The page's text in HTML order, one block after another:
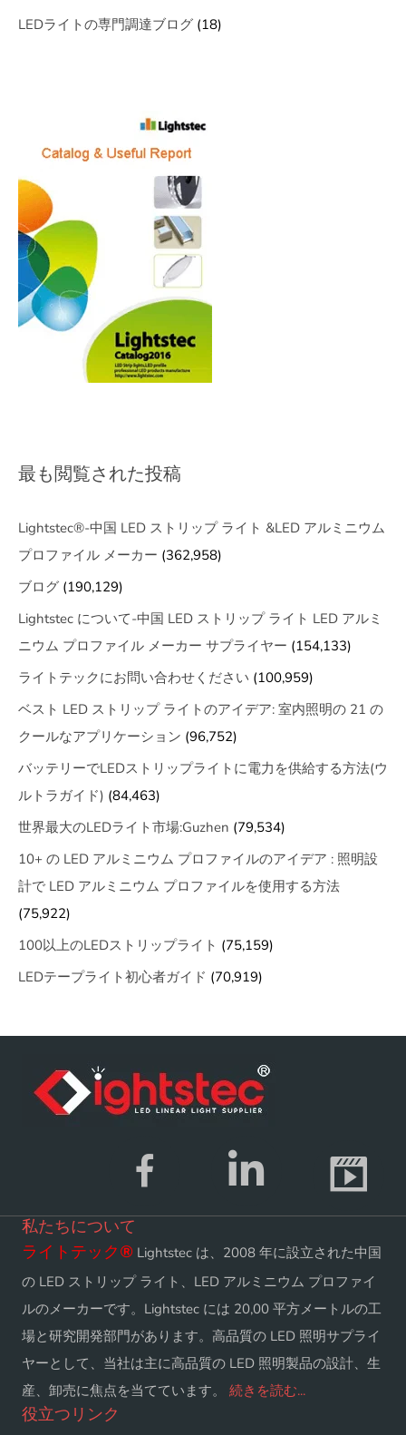
LEDライトの専門調達ブログ (18)
最も閲覧された投稿
Lightstec®-中国 LED ストリップ ライト &LED アルミニウム
プロファイル メーカー (362,958)
ブログ (190,129)
Lightstec について-中国 LED ストリップ ライト LED アルミ
ニウム プロファイル メーカー サプライヤー (154,133)
ライトテックにお問い合わせください (100,959)
ベスト LED ストリップ ライトのアイデア: 室内照明の 21 の
クールなアプリケーション (96,752)
バッテリーでLEDストリップライトに電力を供給する方法(ウ
ルトラガイド) (84,463)
世界最大のLEDライト市場:Guzhen (79,534)
10+ の LED アルミニウム プロファイルのアイデア : 照明設
計で LED アルミニウム プロファイルを使用する方法
(75,922)
100以上のLEDストリップライト (75,159)
LEDテープライト初心者ガイド (70,919)
私たちについて
ライトテック® Lightstec は、2008 年に設立された中国
の LED ストリップ ライト、LED アルミニウム プロファイ
ルのメーカーです。Lightstec には 20,00 平方メートルの工
場と研究開発部門があります。高品質の LED 照明サプライ
ヤーとして、当社は主に高品質の LED 照明製品の設計、生
産、卸売に焦点を当てています。 続きを読む...
役立つリンク